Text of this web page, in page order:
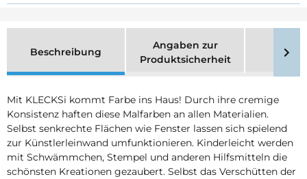
Beschreibung
Angaben zur
Produktsicherheit
Mit KLECKSi kommt Farbe ins Haus! Durch ihre cremige
Konsistenz haften diese Malfarben an allen Materialien.
Selbst senkrechte Flächen wie Fenster lassen sich spielend
zur Künstlerleinwand umfunktionieren. Kinderleicht werden
mit Schwämmchen, Stempel und anderen Hilfsmitteln die
schönsten Kreationen gezaubert. Selbst das Verschütten der